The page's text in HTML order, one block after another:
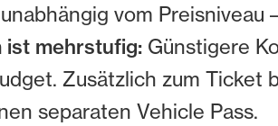
vom
mehrstufig: Günstigere
Zusätzlich zum Ticket
separaten Vehicle Pass.